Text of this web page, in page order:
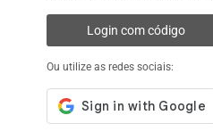
Login com código
Ou utilize as redes sociais: